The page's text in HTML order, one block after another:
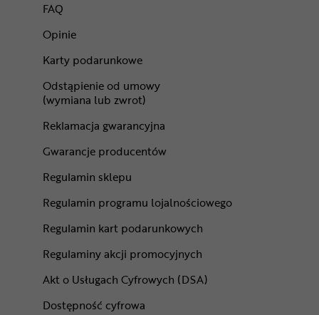
FAQ
Opinie
Karty podarunkowe
Odstąpienie od umowy
(wymiana lub zwrot)
Reklamacja gwarancyjna
Gwarancje producentów
Regulamin sklepu
Regulamin programu lojalnościowego
Regulamin kart podarunkowych
Regulaminy akcji promocyjnych
Akt o Usługach Cyfrowych (DSA)
Dostępność cyfrowa